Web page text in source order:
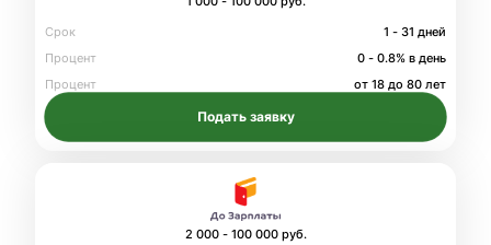
Срок
1 - 31 дней
Процент
0 - 0.8% в день
Процент
от 18 до 80 лет
Подать заявку
2 000 - 100 000 руб.